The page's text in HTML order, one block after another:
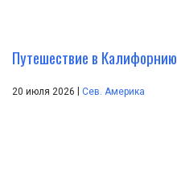
Путешествие в Калифорнию
20 июля 2026 Сев. Америка